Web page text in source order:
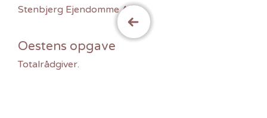
Stenbjerg Ejendomme A/S.
Oestens opgave
Totalrådgiver.